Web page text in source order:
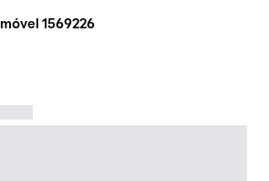
Imóvel 1569226